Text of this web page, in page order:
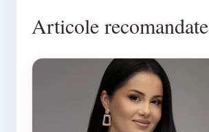
Articole recomandate